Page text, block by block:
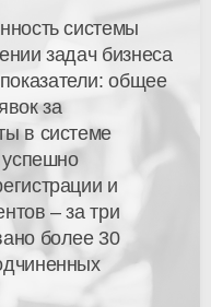
системы
задач бизнеса
общее
за
в системе
успешно
и
– за три
более 30